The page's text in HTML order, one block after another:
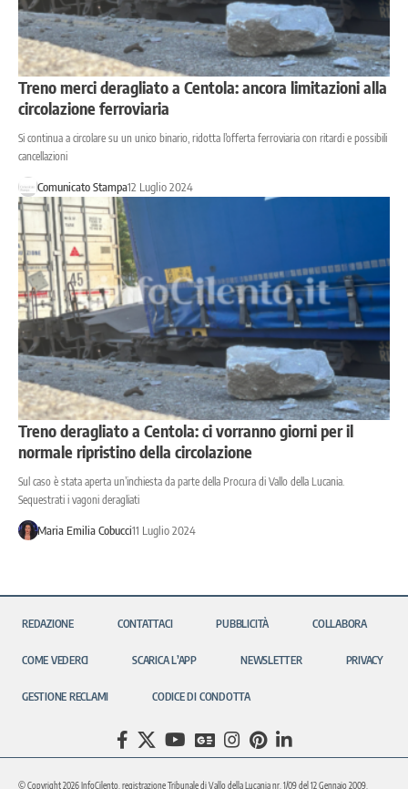
Treno merci deragliato a Centola: ancora limitazioni alla
circolazione ferroviaria
Si continua a circolare su un unico binario, ridotta l’offerta ferroviaria con ritardi e possibili
cancellazioni
Comunicato Stampa12 Luglio 2024
Treno deragliato a Centola: ci vorranno giorni per il
normale ripristino della circolazione
Sul caso è stata aperta un’inchiesta da parte della Procura di Vallo della Lucania.
Sequestrati i vagoni deragliati
Maria Emilia Cobucci11 Luglio 2024
REDAZIONE CONTATTACI PUBBLICITÀ COLLABORA
COME VEDERCI SCARICA L’APP NEWSLETTER PRIVACY
GESTIONE RECLAMI CODICE DI CONDOTTA
© Copyright 2026 InfoCilento, registrazione Tribunale di Vallo della Lucania nr. 1/09 del 12 Gennaio 2009.